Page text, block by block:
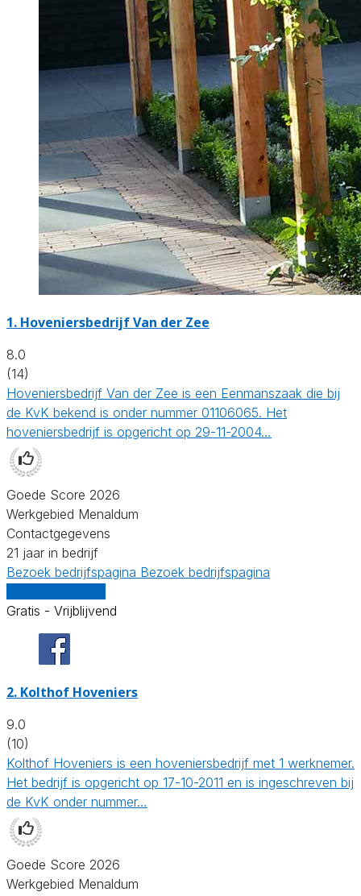
1. Hoveniersbedrijf Van der Zee
8.0
(14)
Hoveniersbedrijf Van der Zee is een Eenmanszaak die bij
de KvK bekend is onder nummer 01106065. Het
hoveniersbedrijf is opgericht op 29-11-2004…
Goede Score 2026
Werkgebied Menaldum
Contactgegevens
21 jaar in bedrijf
Bezoek bedrijfspagina Bezoek bedrijfspagina
Gratis - Vrijblijvend
2. Kolthof Hoveniers
9.0
(10)
Kolthof Hoveniers is een hoveniersbedrijf met 1 werknemer.
Het bedrijf is opgericht op 17-10-2011 en is ingeschreven bij
de KvK onder nummer…
Goede Score 2026
Werkgebied Menaldum